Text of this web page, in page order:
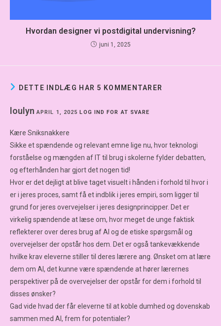
Hvordan designer vi postdigital undervisning?
juni 1, 2025
DETTE INDLÆG HAR 5 KOMMENTARER
loulyn APRIL 1, 2025 LOG IND FOR AT SVARE
Kære Sniksnakkere
Sikke et spændende og relevant emne lige nu, hvor teknologi
forståelse og mængden af IT til brug i skolerne fylder debatten,
og efterhånden har gjort det nogen tid!
Hvor er det dejligt at blive taget visuelt i hånden i forhold til hvor i
er i jeres proces, samt få et indblik i jeres empiri, som ligger til
grund for jeres overvejelser i jeres designprincipper. Det er
virkelig spændende at læse om, hvor meget de unge faktisk
reflekterer over deres brug af AI og de etiske spørgsmål og
overvejelser der opstår hos dem. Det er også tankevækkende
hvilke krav eleverne stiller til deres lærere ang. Ønsket om at lære
dem om AI, det kunne være spændende at hører lærernes
perspektiver på de overvejelser der opstår for dem i forhold til
disses ønsker?
Gad vide hvad der får eleverne til at koble dumhed og dovenskab
sammen med AI, frem for potentialer?